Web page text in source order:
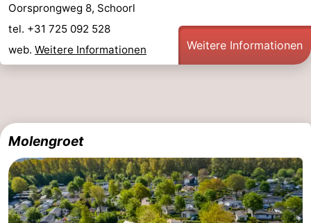
Oorsprongweg 8, Schoorl
tel. +31 725 092 528
web. Weitere Informationen Weitere Informationen
Molengroet